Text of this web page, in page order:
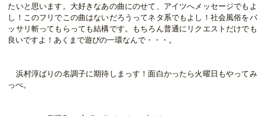
たいと思います。大好きなあの曲にのせて、アイツへメッセージでもよ
し！このフリでこの曲はないだろうってネタ系でもよし！社会風俗をバ
ッサリ斬ってもらっても結構です。もちろん普通にリクエストだけでも
良いですよ！あくまで遊びの一環なんで・・・。
浜村淳ばりの名調子に期待しまっす！面白かったら火曜日もやってみ
っぺ。